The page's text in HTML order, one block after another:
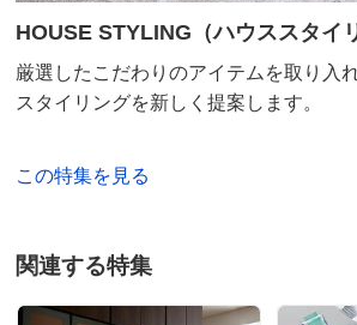
HOUSE STYLING（ハウススタイ
厳選したこだわりのアイテムを取り入
スタイリングを新しく提案します。
この特集を見る
関連する特集